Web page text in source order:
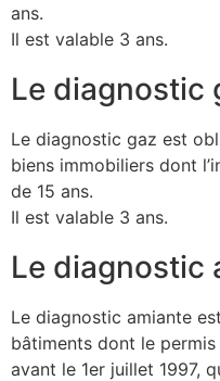
ans.
Il est valable 3 ans.
Le diagnostic
Le diagnostic gaz est
biens immobiliers dont
de 15 ans.
Il est valable 3 ans.
Le diagnostic
Le diagnostic amiante
bâtiments dont le
avant le 1er juillet 1997,